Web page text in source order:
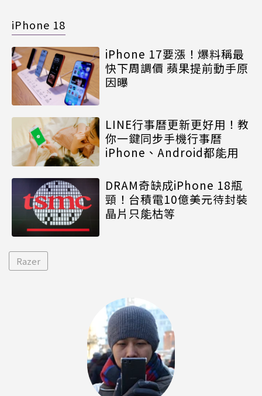
iPhone 18
iPhone 17要漲！爆料稱最
快下周調價 蘋果提前動手原
因曝
LINE行事曆更新更好用！教
你一鍵同步手機行事曆
iPhone、Android都能用
DRAM奇缺成iPhone 18瓶
頸！台積電10億美元待封裝
晶片只能枯等
Razer